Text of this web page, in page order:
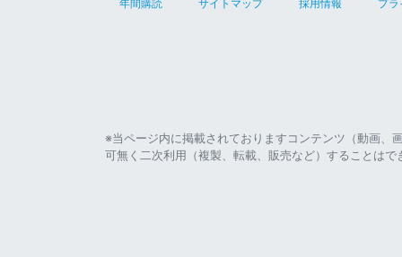
年間購読 サイトマップ 採用情報 プ
※当ページ内に掲載されておりますコンテンツ（動画、
可無く二次利用（複製、転載、販売など）することはで